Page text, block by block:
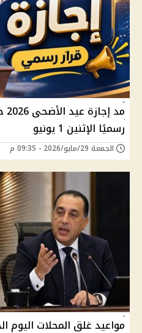
رسميًا الإثنين 1 يونيو
الجمعة 29/مايو/2026 - 09:35 م
مواعيد غلق المحلات اليوم